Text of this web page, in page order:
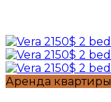
Аренда квартиры